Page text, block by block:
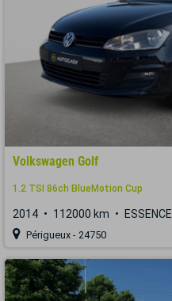
Volkswagen Golf
1.2 TSI 86ch BlueMotion Cup
2014 112000 km ESSENCE
Périgueux - 24750